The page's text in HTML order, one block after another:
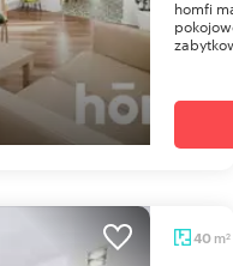
homfi
40 m2